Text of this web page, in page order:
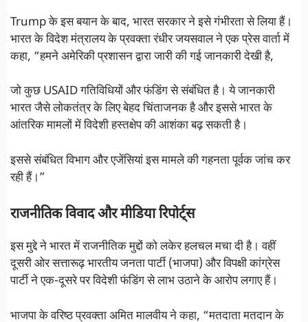
Trump के इस बयान के बाद, भारत सरकार ने इसे गंभीरता से लिया हैं।
भारत के विदेश मंत्रालय के प्रवक्ता रंधीर जयसवाल ने एक प्रेस वार्ता में
कहा, “हमने अमेरिकी प्रशासन द्वारा जारी की गई जानकारी देखी है,
जो कुछ USAID गतिविधियों और फंडिंग से संबंधित है। ये जानकारी
भारत जैसे लोकतंत्र के लिए बेहद चिंताजनक है और इससे भारत के
आंतरिक मामलों में विदेशी हस्तक्षेप की आशंका बढ़ सकती है।
इससे संबंधित विभाग और एजेंसियां इस मामले की गहनता पूर्वक जांच कर
रही हैं।”
राजनीतिक विवाद और मीडिया रिपोर्ट्स
इस मुद्दे ने भारत में राजनीतिक मुद्दों को लकेर हलचल मचा दी है। वहीं
दूसरी ओर सत्तारूढ़ भारतीय जनता पार्टी (भाजपा) और विपक्षी कांग्रेस
पार्टी ने एक-दूसरे पर विदेशी फंडिंग से लाभ उठाने के आरोप लगाए हैं।
भाजपा के वरिष्ठ प्रवक्ता अमित मालवीय ने कहा, “मतदाता मतदान के